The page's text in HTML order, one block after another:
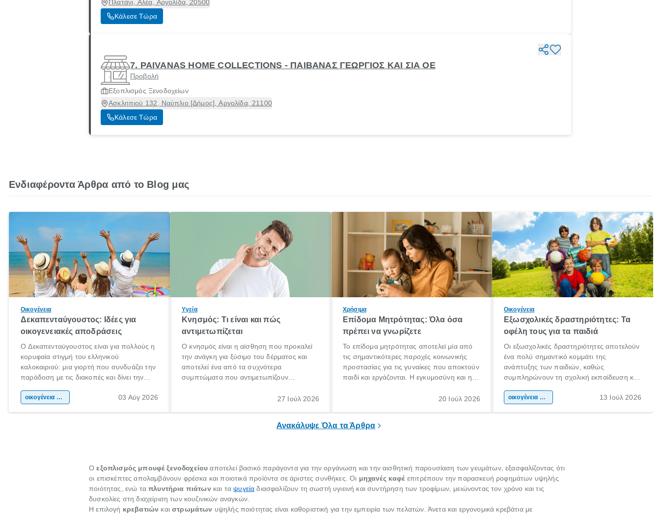
Πλατάνι, Αλέα, Αργολίδα, 20500
Κάλεσε Τώρα
7. PAIVANAS HOME COLLECTIONS - ΠΑΙΒΑΝΑΣ ΓΕΩΡΓΙΟΣ ΚΑΙ ΣΙΑ ΟΕ
Προβολή
Εξοπλισμός Ξενοδοχείων
Ασκληπιού 132, Ναύπλιο [Δήμος], Αργολίδα, 21100
Κάλεσε Τώρα
Ενδιαφέροντα Άρθρα από το Blog μας
Οικογένεια
Δεκαπενταύγουστος: Ιδέες για
οικογενειακές αποδράσεις
Ο Δεκαπενταύγουστος είναι για πολλούς η
κορυφαία στιγμή του ελληνικού
καλοκαιριού: μια γιορτή που συνδυάζει την
παράδοση με τις διακοπές και δίνει την
χώρας. Είτε πρόκειται για λίγες μέρες
οικογένεια & παιδί 03 Αύγ 2026
Υγεία
Κνησμός: Τι είναι και πώς
αντιμετωπίζεται
Ο κνησμός είναι η αίσθηση που προκαλεί
την ανάγκη για ξύσιμο του δέρματος και
αποτελεί ένα από τα συχνότερα
συμπτώματα που αντιμετωπίζουν
πληροφορίες για το «κνησμός τι είναι»,
27 Ιούλ 2026
Χρήσιμα
Επίδομα Μητρότητας: Όλα όσα
πρέπει να γνωρίζετε
Το επίδομα μητρότητας αποτελεί μία από
τις σημαντικότερες παροχές κοινωνικής
προστασίας για τις γυναίκες που αποκτούν
παιδί και εργάζονται. Η εγκυμοσύνη και η
σημαντική περίοδος στη ζωή κάθε20 Ιούλ 2026
Οικογένεια
Εξωσχολικές δραστηριότητες: Τα
οφέλη τους για τα παιδιά
Οι εξωσχολικές δραστηριότητες αποτελούν
ένα πολύ σημαντικό κομμάτι της
ανάπτυξης των παιδιών, καθώς
συμπληρώνουν τη σχολική εκπαίδευση και
της προσωπικότητας, της κοινωνικότητας
οικογένεια & παιδί 13 Ιούλ 2026
Ανακάλυψε Όλα τα Άρθρα
Οεξοπλισμός μπουφέ ξενοδοχείου αποτελεί βασικό παράγοντα για την οργάνωση και την αισθητική παρουσίαση των γευμάτων, εξασφαλίζοντας ότι
οι επισκέπτες απολαμβάνουν φρέσκα και ποιοτικά προϊόντα σε άριστες συνθήκες. Οι μηχανές καφέ επιτρέπουν την παρασκευή ροφημάτων υψηλής
ποιότητας, ενώ ταπλυντήρια πιάτων και τα ψυγεία διασφαλίζουν τη σωστή υγιεινή και συντήρηση των τροφίμων, μειώνοντας τον χρόνο και τις
δυσκολίες στη διαχείριση των κουζινικών αναγκών.
Η επιλογή κρεβατιών καιστρωμάτων υψηλής ποιότητας είναι καθοριστική για την εμπειρία των πελατών. Άνετα και εργονομικά κρεβάτια με